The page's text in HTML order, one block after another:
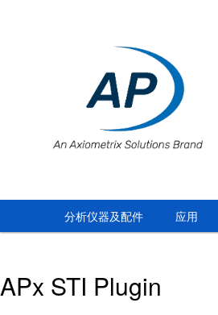
分析仪器及配件 应用
APx STI Plugin